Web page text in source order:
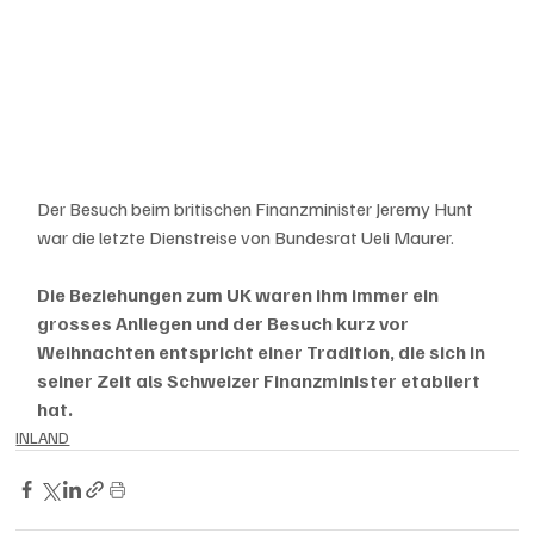
Der Besuch beim britischen Finanzminister Jeremy Hunt
war die letzte Dienstreise von Bundesrat Ueli Maurer.
Die Beziehungen zum UK waren ihm immer ein
grosses Anliegen und der Besuch kurz vor
Weihnachten entspricht einer Tradition, die sich in
seiner Zeit als Schweizer Finanzminister etabliert
hat.
INLAND